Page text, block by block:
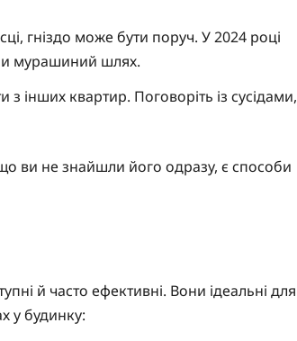
гніздо може бути поруч. У 2024 році
мурашиний шлях.
інших квартир. Поговоріть із сусідами,
ви не знайшли його одразу, є способи
й часто ефективні. Вони ідеальні для
у будинку: